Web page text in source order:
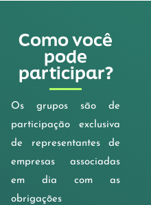
Como você
pode
participar?
Os grupos são de
participação exclusiva
de representantes de
empresas associadas
em dia com as
obrigações